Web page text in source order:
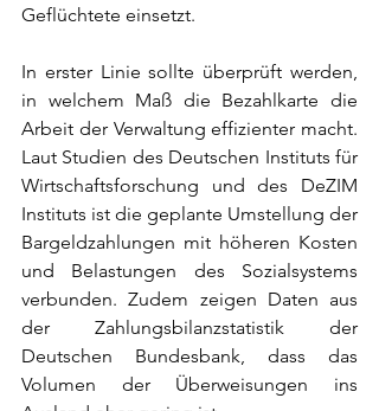
Geflüchtete einsetzt.
In erster Linie sollte überprüft werden,
in welchem Maß die Bezahlkarte die
Arbeit der Verwaltung effizienter macht.
Laut Studien des Deutschen Instituts für
Wirtschaftsforschung und des DeZIM
Instituts ist die geplante Umstellung der
Bargeldzahlungen mit höheren Kosten
und Belastungen des Sozialsystems
verbunden. Zudem zeigen Daten aus
der Zahlungsbilanzstatistik der
Deutschen Bundesbank, dass das
Volumen der Überweisungen ins